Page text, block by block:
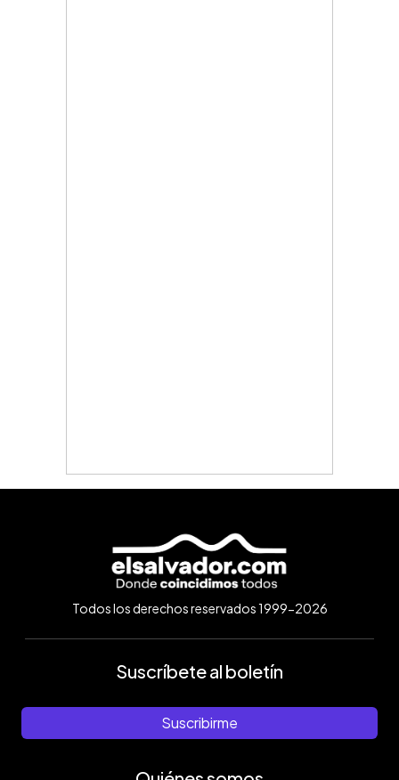
Todos los derechos reservados 1999-2026
Suscríbete al boletín
Suscribirme